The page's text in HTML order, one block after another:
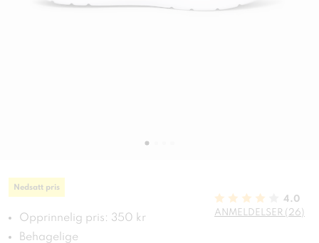
Nedsatt pris
Opprinnelig pris: 350 kr
Behagelige
4.0
ANMELDELSER (26)